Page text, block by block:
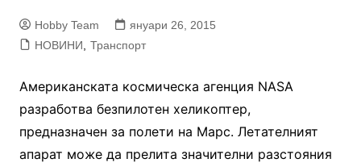
Hobby Team
януари 26, 2015
НОВИНИ
Транспорт
Американската космическа агенция NASA
разработва безпилотен хеликоптер,
предназначен за полети на Марс. Летателният
апарат може да прелита значителни разстояния